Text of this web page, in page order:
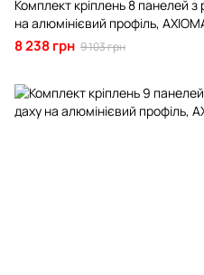
Комплект кріплень 8 панелей
на алюмінієвий профіль,
8 238 грн 9 103 грн